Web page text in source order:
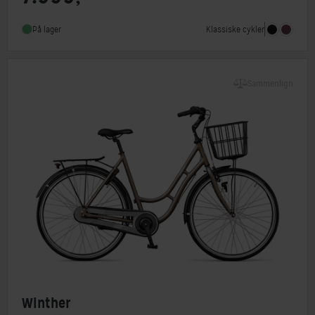
Forbremse
Rullebremse Shimano RC3000
På lager Klassiske cykler
Winther